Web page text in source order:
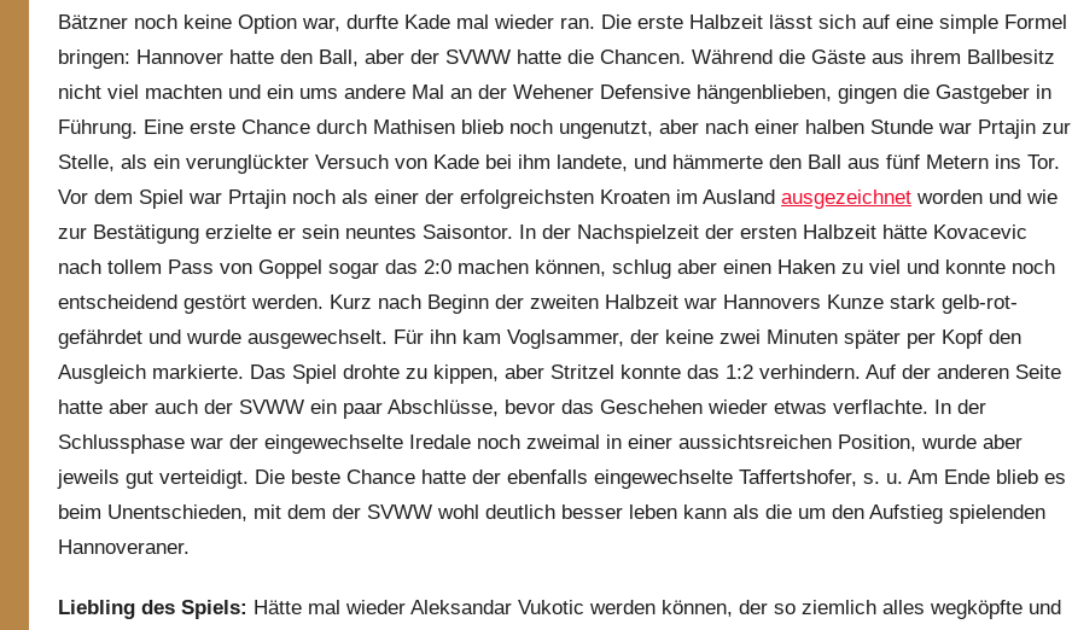
Bätzner noch keine Option war, durfte Kade mal wieder ran. Die erste Halbzeit lässt sich auf eine simple Formel
bringen: Hannover hatte den Ball, aber der SVWW hatte die Chancen. Während die Gäste aus ihrem Ballbesitz
nicht viel machten und ein ums andere Mal an der Wehener Defensive hängenblieben, gingen die Gastgeber in
Führung. Eine erste Chance durch Mathisen blieb noch ungenutzt, aber nach einer halben Stunde war Prtajin zur
Stelle, als ein verunglückter Versuch von Kade bei ihm landete, und hämmerte den Ball aus fünf Metern ins Tor.
Vor dem Spiel war Prtajin noch als einer der erfolgreichsten Kroaten im Ausland ausgezeichnet worden und wie
zur Bestätigung erzielte er sein neuntes Saisontor. In der Nachspielzeit der ersten Halbzeit hätte Kovacevic
nach tollem Pass von Goppel sogar das 2:0 machen können, schlug aber einen Haken zu viel und konnte noch
entscheidend gestört werden. Kurz nach Beginn der zweiten Halbzeit war Hannovers Kunze stark gelb-rot-
gefährdet und wurde ausgewechselt. Für ihn kam Voglsammer, der keine zwei Minuten später per Kopf den
Ausgleich markierte. Das Spiel drohte zu kippen, aber Stritzel konnte das 1:2 verhindern. Auf der anderen Seite
hatte aber auch der SVWW ein paar Abschlüsse, bevor das Geschehen wieder etwas verflachte. In der
Schlussphase war der eingewechselte Iredale noch zweimal in einer aussichtsreichen Position, wurde aber
jeweils gut verteidigt. Die beste Chance hatte der ebenfalls eingewechselte Taffertshofer, s. u. Am Ende blieb es
beim Unentschieden, mit dem der SVWW wohl deutlich besser leben kann als die um den Aufstieg spielenden
Hannoveraner.
Liebling des Spiels: Hätte mal wieder Aleksandar Vukotic werden können, der so ziemlich alles wegköpfte und